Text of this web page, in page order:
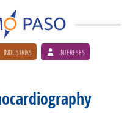
INDUSTRIAS INTERESES